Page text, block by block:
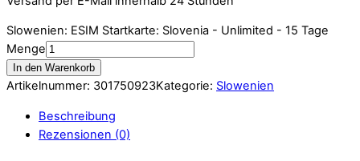
Slowenien: ESIM Startkarte: Slovenia - Unlimited - 15 Tage
Menge
In den Warenkorb
Artikelnummer: 301750923Kategorie: Slowenien
Beschreibung
Rezensionen (0)